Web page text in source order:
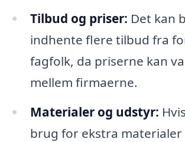
Tilbud og priser: Det kan
indhente flere tilbud fra
fagfolk, da priserne kan
mellem firmaerne.
Materialer og udstyr:
brug for ekstra materialer